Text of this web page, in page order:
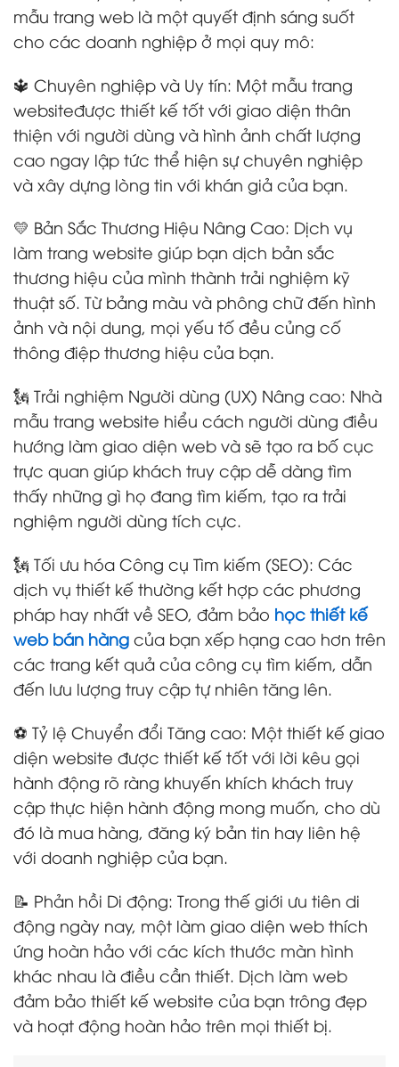
mẫu trang web là một quyết định sáng suốt
cho các doanh nghiệp ở mọi quy mô:
🔱 Chuyên nghiệp và Uy tín: Một mẫu trang
websiteđược thiết kế tốt với giao diện thân
thiện với người dùng và hình ảnh chất lượng
cao ngay lập tức thể hiện sự chuyên nghiệp
và xây dựng lòng tin với khán giả của bạn.
💛 Bản Sắc Thương Hiệu Nâng Cao: Dịch vụ
làm trang website giúp bạn dịch bản sắc
thương hiệu của mình thành trải nghiệm kỹ
thuật số. Từ bảng màu và phông chữ đến hình
ảnh và nội dung, mọi yếu tố đều củng cố
thông điệp thương hiệu của bạn.
🗽 Trải nghiệm Người dùng (UX) Nâng cao: Nhà
mẫu trang website hiểu cách người dùng điều
hướng làm giao diện web và sẽ tạo ra bố cục
trực quan giúp khách truy cập dễ dàng tìm
thấy những gì họ đang tìm kiếm, tạo ra trải
nghiệm người dùng tích cực.
🗽 Tối ưu hóa Công cụ Tìm kiếm (SEO): Các
dịch vụ thiết kế thường kết hợp các phương
pháp hay nhất về SEO, đảm bảo học thiết kế
web bán hàng của bạn xếp hạng cao hơn trên
các trang kết quả của công cụ tìm kiếm, dẫn
đến lưu lượng truy cập tự nhiên tăng lên.
⚽ Tỷ lệ Chuyển đổi Tăng cao: Một thiết kế giao
diện website được thiết kế tốt với lời kêu gọi
hành động rõ ràng khuyến khích khách truy
cập thực hiện hành động mong muốn, cho dù
đó là mua hàng, đăng ký bản tin hay liên hệ
với doanh nghiệp của bạn.
📝 Phản hồi Di động: Trong thế giới ưu tiên di
động ngày nay, một làm giao diện web thích
ứng hoàn hảo với các kích thước màn hình
khác nhau là điều cần thiết. Dịch làm web
đảm bảo thiết kế website của bạn trông đẹp
và hoạt động hoàn hảo trên mọi thiết bị.